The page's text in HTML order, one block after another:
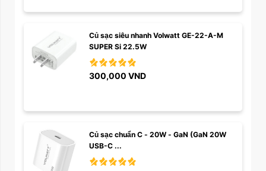
Củ sạc siêu nhanh Volwatt GE-22-A-M
SUPER Si 22.5W
300,000 VND
Củ sạc chuẩn C - 20W - GaN (GaN 20W
USB-C ...